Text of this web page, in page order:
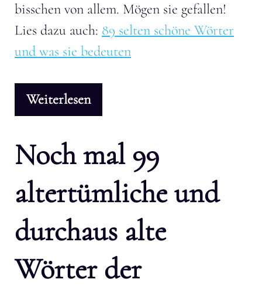
bisschen von allem. Mögen sie gefallen!
Lies dazu auch: 89 selten schöne Wörter
und was sie bedeuten
Weiterlesen
Noch mal 99
altertümliche und
durchaus alte
Wörter der